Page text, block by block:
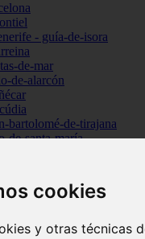
cookies
y otras técnicas
- guía-de-isora
de-mar
de-alarcón
bartolomé-de-tirajana
de-santa-maría
- los-llanos-de-aridane